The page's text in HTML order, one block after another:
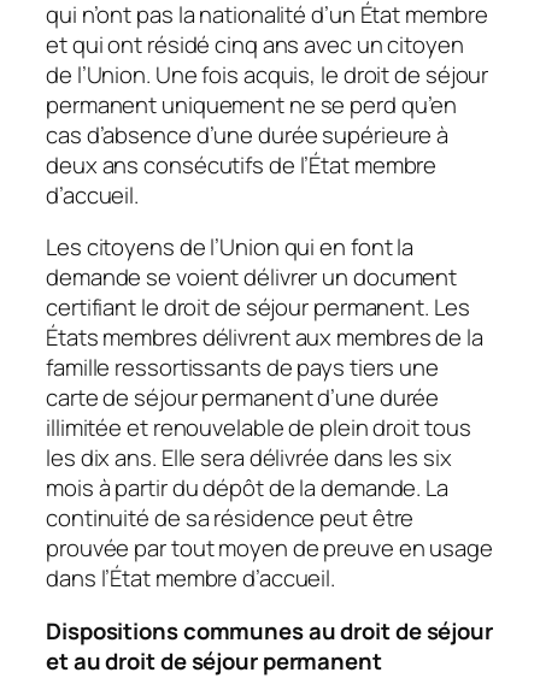
qui n’ont pas la nationalité d’un État membre
et qui ont résidé cinq ans avec un citoyen
de l’Union. Une fois acquis, le droit de séjour
permanent uniquement ne se perd qu’en
cas d’absence d’une durée supérieure à
deux ans consécutifs de l’État membre
d’accueil.
Les citoyens de l’Union qui en font la
demande se voient délivrer un document
certifiant le droit de séjour permanent. Les
États membres délivrent aux membres de la
famille ressortissants de pays tiers une
carte de séjour permanent d’une durée
illimitée et renouvelable de plein droit tous
les dix ans. Elle sera délivrée dans les six
mois à partir du dépôt de la demande. La
continuité de sa résidence peut être
prouvée par tout moyen de preuve en usage
dans l’État membre d’accueil.
Dispositions communes au droit de séjour
et au droit de séjour permanent